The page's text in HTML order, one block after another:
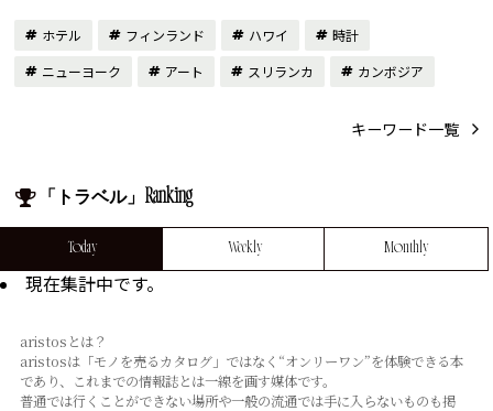
ホテル フィンランド ハワイ
時計
ニューヨーク
アート スリランカ カンボジア
キーワード一覧
「トラベル」Ranking
Today Weekly Monthly
現在集計中です。
aristosとは？
aristosは「モノを売るカタログ」ではなく“オンリーワン”を体験できる本
であり、これまでの情報誌とは⼀線を画す媒体です。
普通では⾏くことができない場所や⼀般の流通では⼿に⼊らないものも掲